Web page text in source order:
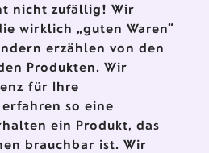
nicht zufällig! Wir
wirklich „guten Waren“
erzählen von den
Produkten. Wir
für Ihre
erfahren so eine
ein Produkt, das
brauchbar ist. Wir